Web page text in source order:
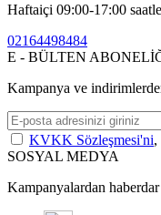
Haftaiçi 09:00-17:00
02164498484
E - BÜLTEN
Kampanya ve
KVKK Sözleşmesi'ni,
SOSYAL MEDYA
Kampanyalardan